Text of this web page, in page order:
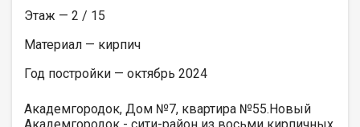
Этаж — 2 / 15
Материал — кирпич
Год постройки — октябрь 2024
Академгородок, Дом №7, квартира №55.Новый
Академгородок - сити-район из восьми кирпичных